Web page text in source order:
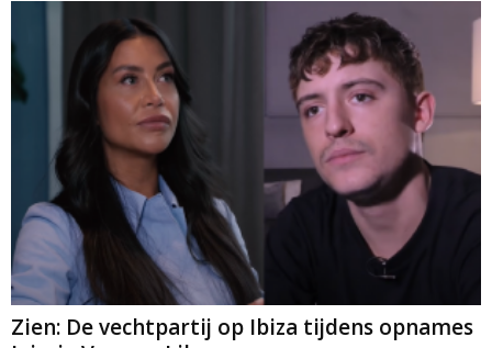
Zien: De vechtpartij op Ibiza tijdens opnames